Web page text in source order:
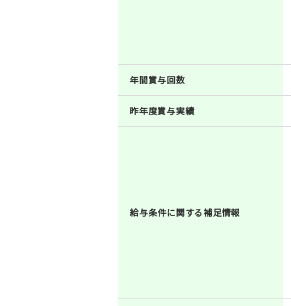
年間賞与回数
昨年度賞与実績
給与条件に関する補足情報